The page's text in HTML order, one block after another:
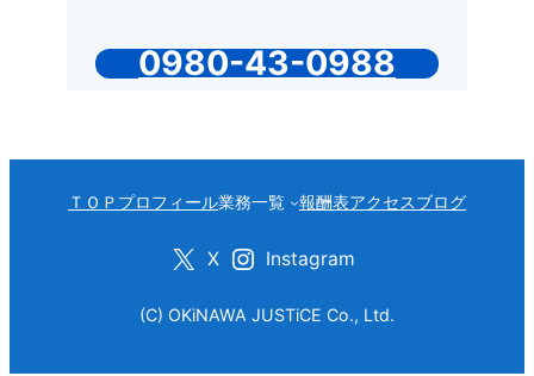
0980-43-0988
ＴＯＰ プロフィール業務一覧 報酬表アクセスブログ
X Instagram
(C) OKiNAWA JUSTiCE Co., Ltd.